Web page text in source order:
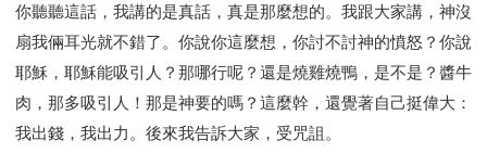
你聽聽這話，我講的是真話，真是那麼想的。我跟大家講，神沒
扇我倆耳光就不錯了。你說你這麼想，你討不討神的憤怒？你說
耶穌，耶穌能吸引人？那哪行呢？還是燒雞燒鴨，是不是？醬牛
肉，那多吸引人！那是神要的嗎？這麼幹，還覺著自己挺偉大：
我出錢，我出力。後來我告訴大家，受咒詛。